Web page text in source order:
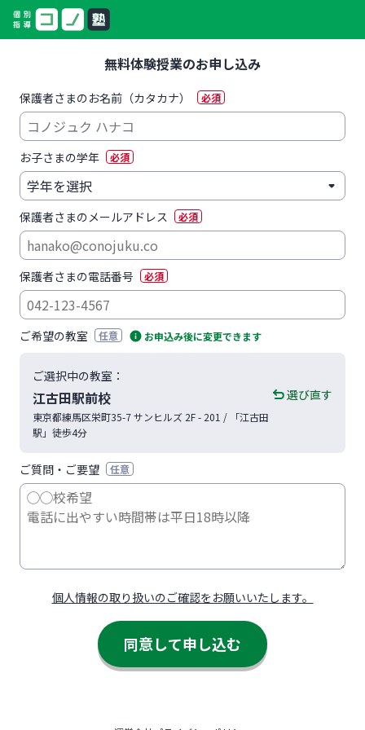
無料体験授業のお申し込み
保護者さまのお名前（カタカナ） 必須
お子さまの学年 必須
保護者さまのメールアドレス 必須
保護者さまの電話番号 必須
ご希望の教室 任意 お申込み後に変更できます
ご選択中の教室：
江古田駅前校
東京都練馬区栄町35-7サンヒルズ 2F - 201 / 「江古田
駅」徒歩4分
選び直す
ご質問・ご要望 任意
個人情報の取り扱いのご確認をお願いいたします。
同意して申し込む